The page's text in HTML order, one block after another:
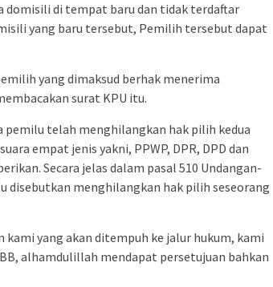
di tempat baru dan tidak terdaftar
yang baru tersebut, Pemilih tersebut dapat
yang dimaksud berhak menerima
surat KPU itu.
telah menghilangkan hak pilih kedua
empat jenis yakni, PPWP, DPR, DPD dan
Secara jelas dalam pasal 510 Undangan-
disebutkan menghilangkan hak pilih seseorang
yang akan ditempuh ke jalur hukum, kami
alhamdulillah mendapat persetujuan bahkan